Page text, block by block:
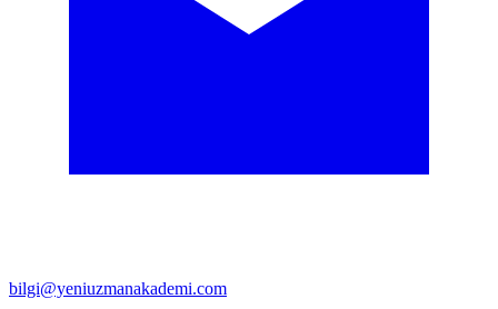
bilgi@yeniuzmanakademi.com